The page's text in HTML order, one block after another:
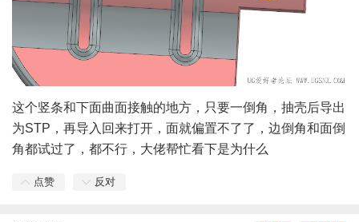
这个竖条和下面曲面接触的地方，只要一倒角，抽壳后导出
为STP，再导入回来打开，面就偏置不了了，边倒角和面倒
角都试过了，都不行，大佬帮忙看下是为什么
点赞 反对